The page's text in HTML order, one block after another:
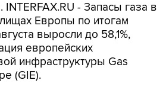
INTERFAX.RU - Запасы газа в
Европы по итогам
выросли до 58,1%,
европейских
инфраструктуры Gas
(GIE).